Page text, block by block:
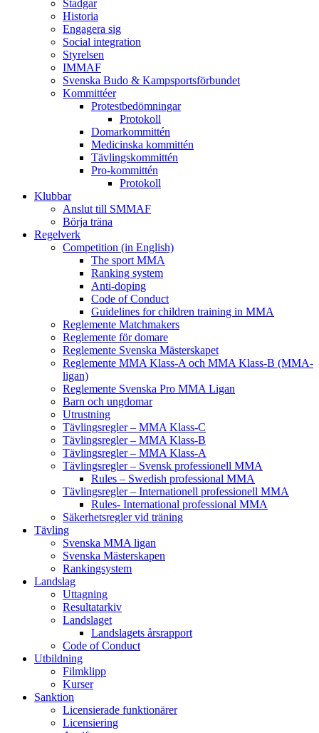
Stadgar
Historia
Engagera sig
Social integration
Styrelsen
IMMAF
Svenska Budo & Kampsportsförbundet
Kommittéer
Protestbedömningar
Protokoll
Domarkommittén
Medicinska kommittén
Tävlingskommittén
Pro-kommittén
Protokoll
Klubbar
Anslut till SMMAF
Börja träna
Regelverk
Competition (in English)
The sport MMA
Ranking system
Anti-doping
Code of Conduct
Guidelines for children training in MMA
Reglemente Matchmakers
Reglemente för domare
Reglemente Svenska Mästerskapet
Reglemente MMA Klass-A och MMA Klass-B (MMA-
ligan)
Reglemente Svenska Pro MMA Ligan
Barn och ungdomar
Utrustning
Tävlingsregler – MMA Klass-C
Tävlingsregler – MMA Klass-B
Tävlingsregler – MMA Klass-A
Tävlingsregler – Svensk professionell MMA
Rules – Swedish professional MMA
Tävlingsregler – Internationell professionell MMA
Rules- International professional MMA
Säkerhetsregler vid träning
Tävling
Svenska MMA ligan
Svenska Mästerskapen
Rankingsystem
Landslag
Uttagning
Resultatarkiv
Landslaget
Landslagets årsrapport
Code of Conduct
Utbildning
Filmklipp
Kurser
Sanktion
Licensierade funktionärer
Licensiering